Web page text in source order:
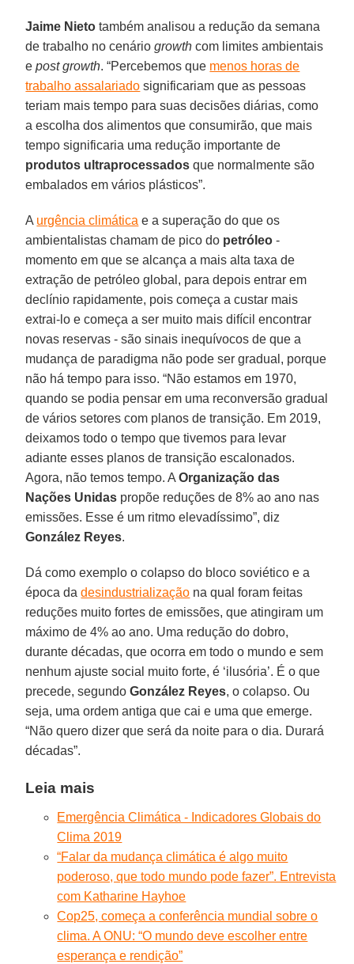
Jaime Nieto também analisou a redução da semana
de trabalho no cenáriogrowth com limites ambientais
epost growth. “Percebemos que menos horas de
trabalho assalariado significariam que as pessoas
teriam mais tempo para suas decisões diárias, como
a escolha dos alimentos que consumirão, que mais
tempo significaria uma redução importante de
produtos ultraprocessados que normalmente são
embalados em vários plásticos”.
A urgência climática e a superação do que os
ambientalistas chamam de pico do petróleo -
momento em que se alcança a mais alta taxa de
extração de petróleo global, para depois entrar em
declínio rapidamente, pois começa a custar mais
extrai-lo e começa a ser muito mais difícil encontrar
novas reservas - são sinais inequívocos de que a
mudança de paradigma não pode ser gradual, porque
não há tempo para isso. “Não estamos em 1970,
quando se podia pensar em uma reconversão gradual
de vários setores com planos de transição. Em 2019,
deixamos todo o tempo que tivemos para levar
adiante esses planos de transição escalonados.
Agora, não temos tempo. AOrganização das
Nações Unidas propõe reduções de 8% ao ano nas
emissões. Esse é um ritmo elevadíssimo”, diz
González Reyes.
Dá como exemplo o colapso do bloco soviético e a
época dadesindustrialização na qual foram feitas
reduções muito fortes de emissões, que atingiram um
máximo de 4% ao ano. Uma redução do dobro,
durante décadas, que ocorra em todo o mundo e sem
nenhum ajuste social muito forte, é ‘ilusória’. É o que
precede, segundoGonzález Reyes, o colapso. Ou
seja, uma ordem antiga que cai e uma que emerge.
“Não quero dizer que será da noite para o dia. Durará
décadas”.
Leia mais
Emergência Climática - Indicadores Globais do
Clima 2019
“Falar da mudança climática é algo muito
poderoso, que todo mundo pode fazer”. Entrevista
com Katharine Hayhoe
Cop25, começa a conferência mundial sobre o
clima. A ONU: “O mundo deve escolher entre
esperança e rendição”